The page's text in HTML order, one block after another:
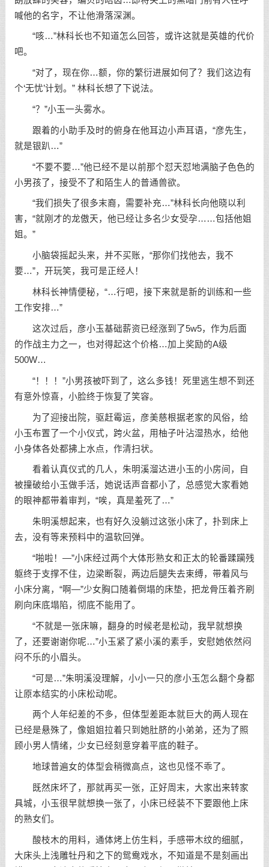
喊他的名字，不让他滑落深渊。
“咳…”林科长也不知道怎么回答，或许这就是英雄的代价
吧。
“对了，现在你…额，你的繁衍进展如何了？我们这边有
个‘无忧’计划。” 林科长想了下说法。
“？”小玉一头雾水。
跟着的小助手及时的俯身在他耳边小声耳语，“彦先生，
就是银趴…”
“不要不要…”他已经不是以前那个怼天怼地满脑子色色的
小男孩了，接受不了和陌生人的普通兽欲。
“我们损失了很多末裔，需要补充…”林科长向他晓以利
害，“就刚才的龙傲天，他已经让多名少女受孕……包括他姐
姐。”
小脑袋摇起头来，并不买账，“那你们找他去，我不
要…”，开玩笑，我可是正经人！
林科长神情便秘，“…行吧，接下来就是新的训练和一些
工作安排…”
这次过后，彦小玉基础薪资已经涨到了5w5，作为后面
的作战主力之一，也对得起这个价格…加上奖励的A级
500W…
“！！！”小男孩被吓到了，这么多钱！死里逃生想不到还
有意外惊喜，小脸终于恢复了笑容。
为了迎接出院，驱赶霉运，彦美慈根据老家的风俗，给
小玉布置了一个小仪式，跨火盆，用柚子叶沾湿热水，给他
小身体各处都拂上水点，作清扫状。
看着认真仪式的几人，朱明溪溜达进小玉的小房间，自
被撞破给小玉做手活，她说话声音都小了，总感觉大家看她
的眼神都带着审判，“唉，真是羞死了…”
朱明溪想起来，也有好久没躺过这张小床了，扑到床上
去，没有等来预料中的温软回弹。
“啪啦！—”小床经过两个大体形熟女和正太的轮番蹂躏残
躯终于支撑不住，边梁断裂，两边后腿失去束缚，带着风与
小床分离，“啊—”少女胸口随着倒塌的床垫，把龙骨压着齐刷
刷向床底塌陷，彻底不能用了。
“不就是一张床嘛，翻身的时候老是松动，我早就想换
了，还要谢谢你呢…”小玉紧了紧小溪的素手，安慰她依然闷
闷不乐的小眉头。
“可是…”朱明溪没理解，小小一只的彦小玉怎么翻个身都
让原本结实的小床松动呢。
两个人年纪差的不多，但体型差距本就巨大的两人现在
已经是悬殊了，像姐姐拉着只到她肚脐的小弟弟，还为了照
顾小男人情绪，少女已经刻意穿着平底的鞋子。
地球普遍女的体型会稍微高点，这也见怪不乖了。
既然床坏了，那就再买一张，正好周末，大家出来转家
具城，小玉很早就想换一张了，小床已经装不下要跟他上床
的熟女们。
酸枝木的用料，通体烤上仿生料，手感带木纹的细腻，
大床头上浅雕牡丹和之下的鸳鸯戏水，不知道是不是刻画出